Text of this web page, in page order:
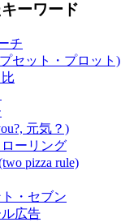
ーワード
チ
セット・プロット)
元気？)
ーリング
pizza rule)
・セブン
広告